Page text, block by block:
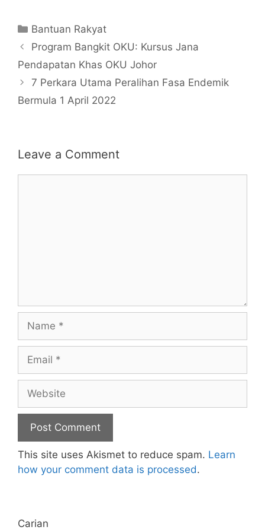
Categories
Bantuan Rakyat
Program Bangkit OKU: Kursus Jana
Pendapatan Khas OKU Johor
7 Perkara Utama Peralihan Fasa Endemik
Bermula 1 April 2022
Leave a Comment
Name
Email
Website
This site uses Akismet to reduce spam. Learn
how your comment data is processed.
Carian